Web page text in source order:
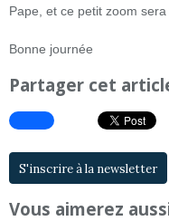
Pape, et ce petit zoom sera
Bonne journée
Partager cet
S'inscrire à la newsletter
Vous aimerez